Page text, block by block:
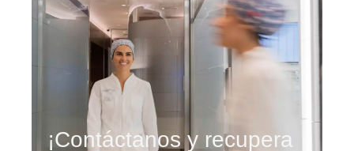
¡Contáctanos y recupera